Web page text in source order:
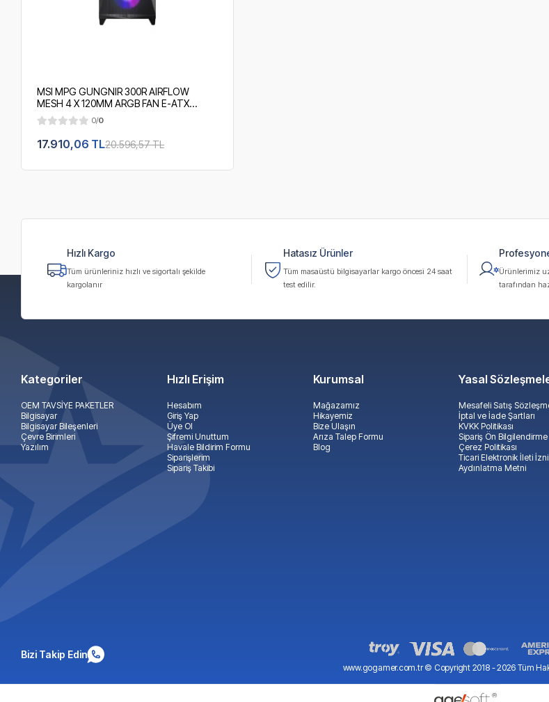
MSI MPG GUNGNIR 300R AIRFLOW
MESH 4 X 120MM ARGB FAN E-ATX
1000W 80+ Premium Plus Siyah Gaming
Bilgisayar Kasası
0/0
17.910,06 TL20.596,57 TL
Hızlı Kargo
Tüm ürünleriniz hızlı ve sigortalı şekilde
kargolanır
Hatasız Ürünler
Tüm masaüstü bilgisayarlar kargo öncesi 24 saat
test edilir.
Ürünlerimiz
tarafından
Kategoriler
OEM TAVSİYE PAKETLER
Bilgisayar
Bilgisayar Bileşenleri
Çevre Birimleri
Yazılım
Hızlı Erişim
Hesabım
Giriş Yap
Üye Ol
Şifremi Unuttum
Havale Bildirim Formu
Siparişlerim
Sipariş Takibi
Kurumsal
Mağazamız
Hikayemiz
Bize Ulaşın
Arıza Talep Formu
Blog
Yasal
Mesafeli Satış
İptal ve İade Şartları
KVKK Politikası
Sipariş Ön
Çerez Politikası
Ticari Elektronik İleti İzni
Aydınlatma Metni
Bizi Takip Edin
www.gogamer.com.tr © Copyright 2018 -2026 Tüm